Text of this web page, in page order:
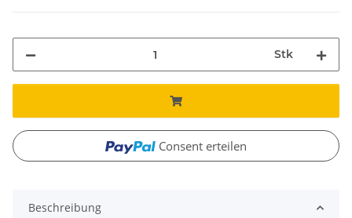
Stk
Consent erteilen
Beschreibung